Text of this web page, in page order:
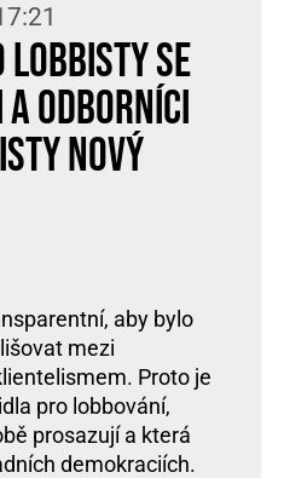
lobbisty se
odborníci
nový
aby bylo
mezi
Proto je
pro lobbování,
prosazují a která
demokraciích.